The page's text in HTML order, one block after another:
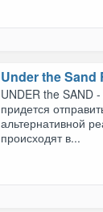
Under the Sand
UNDER the SAND
придется
альтернативной
происходят в...